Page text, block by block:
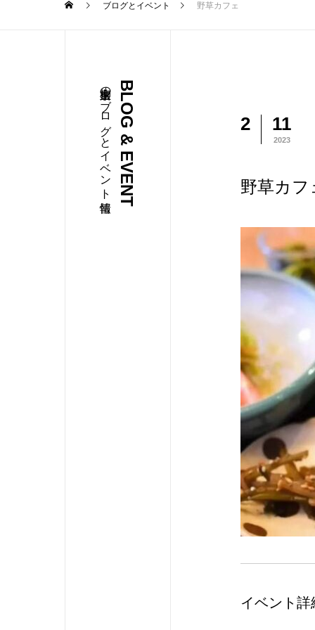
ブログとイベント 野草カフェ
BLOG & EVENT
柳家店主のブログとイベント情報 2 11
2023
野草カフ
イベント詳